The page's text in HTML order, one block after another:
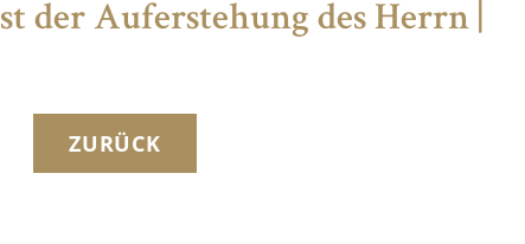
der Auferstehung des Herrn |
ZURÜCK